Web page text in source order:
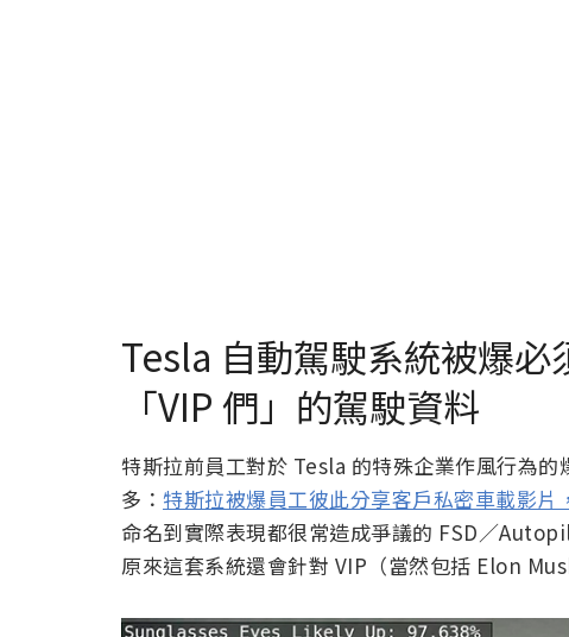
Tesla 自動駕駛系統被爆
「VIP 們」的駕駛資料
特斯拉前員工對於 Tesla 的特殊企業作風行為
多： 特斯拉被爆員工彼此分享客戶私密車載影片
命名到實際表現都很常造成爭議的 FSD／
原來這套系統還會針對 VIP（當然包括 Elon